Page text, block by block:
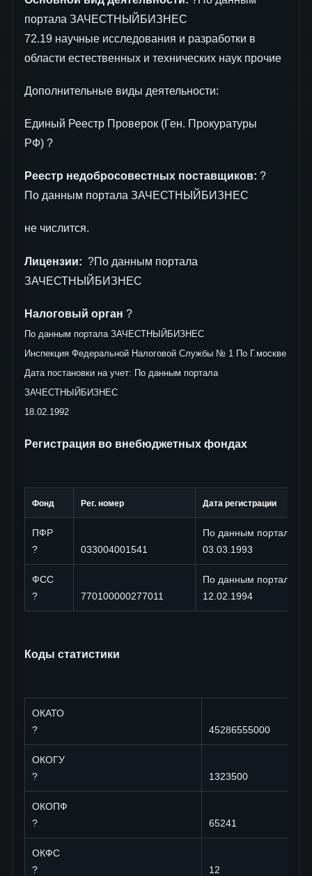
портала ЗАЧЕСТНЫЙБИЗНЕС
72.19 научные исследования и разработки в
области естественных и технических наук прочие
Дополнительные виды деятельности:
Единый Реестр Проверок (Ген. Прокуратуры
РФ) ?
Реестр недобросовестных поставщиков: ?
По данным портала ЗАЧЕСТНЫЙБИЗНЕС
не числится.
Лицензии: ?По данным портала
ЗАЧЕСТНЫЙБИЗНЕС
Налоговый орган ?
По данным портала ЗАЧЕСТНЫЙБИЗНЕС
Инспекция Федеральной Налоговой Службы № 1 По Г.москве
Дата постановки на учет: По данным портала
ЗАЧЕСТНЫЙБИЗНЕС
18.02.1992
Регистрация во внебюджетных фондах
Фонд Рег. номер Дата регистрации
ПФР
?
033004001541
По данным портала
03.03.1993
ФСС
?
770100000277011
По данным портала
12.02.1994
Коды статистики
ОКАТО
?
45286555000
ОКОГУ
?
1323500
ОКОПФ
?
65241
ОКФС
?
12